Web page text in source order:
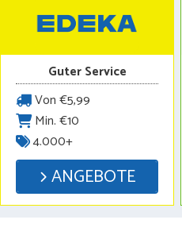
Guter Service
Von €5,99
Min. €10
4.000+
ANGEBOTE